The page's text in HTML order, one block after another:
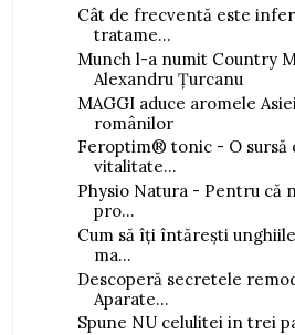
Cât de frecventă este
tratame...
Munch l-a numit Country
Alexandru Țurcanu
MAGGI aduce aromele
românilor
Feroptim® tonic - O sursă
vitalitate...
Physio Natura - Pentru că
pro...
Cum să îți întărești
ma...
Descoperă secretele
Aparate...
Spune NU celulitei in trei